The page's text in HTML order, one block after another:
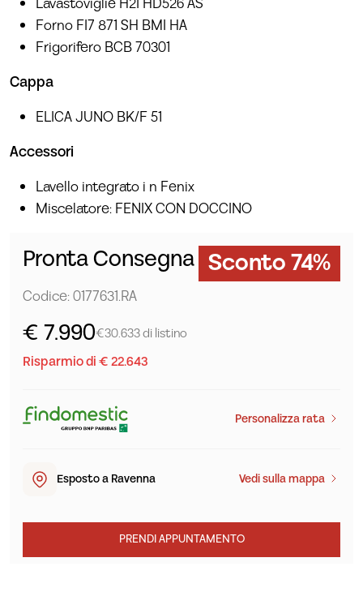
Forno FI7 871 SH BMI HA
Frigorifero BCB 70301
Cappa
ELICA JUNO BK/F 51
Accessori
Lavello integrato i n Fenix
Miscelatore: FENIX CON DOCCINO
Pronta Consegna Sconto 74%
Codice: 0177631.RA
€ 7.990€30.633 di listino
Risparmio di € 22.643
Personalizza rata
Esposto a Ravenna Vedi sulla mappa
PRENDI APPUNTAMENTO